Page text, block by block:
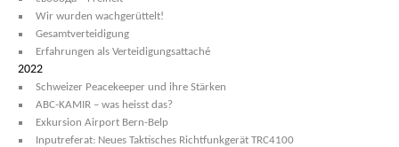
Wir wurden wachgerüttelt!
Gesamtverteidigung
Erfahrungen als Verteidigungsattaché
2022
Schweizer Peacekeeper und ihre Stärken
ABC-KAMIR – was heisst das?
Exkursion Airport Bern-Belp
Inputreferat: Neues Taktisches Richtfunkgerät TRC4100